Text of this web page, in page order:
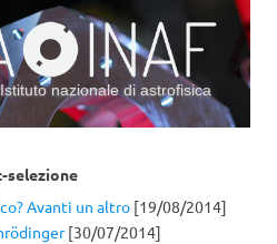
nazionale di astrofisica
selezione
Avanti un altro [19/08/2014]
[30/07/2014]